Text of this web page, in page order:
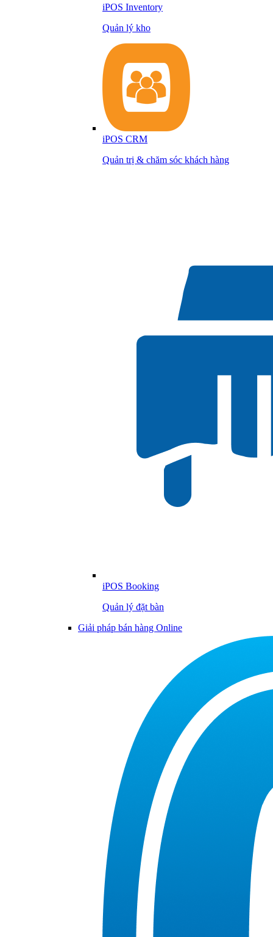
iPOS Inventory
Quản lý kho
iPOS CRM
Quản trị & chăm sóc khách hàng
iPOS Booking
Quản lý đặt bàn
Giải pháp bán hàng Online